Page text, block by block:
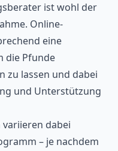
ist wohl der
Online-
eine
die Pfunde
zu lassen und dabei
und Unterstützung
dabei
– je nachdem